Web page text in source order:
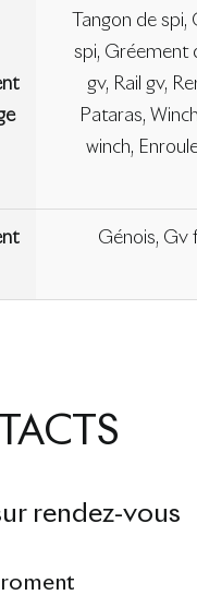
Tangon de
spi, Gréement
gv, Rail gv,
Pataras,
winch,
Génois, Gv
rendez-vous